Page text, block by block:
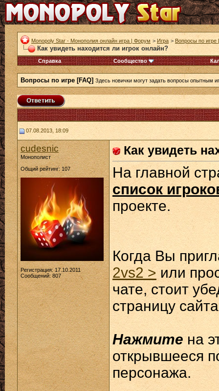
Monopoly Star - Монополия онлайн игра | Форум > Игра > Вопросы по игре
Как увидеть находится ли игрок онлайн?
Справка Сообщество
Вопросы по игре [FAQ] Здесь новички могут задать вопросы опытным
07.08.2013, 18:09
cudesnic
Монополист
Общий рейтинг: 107
Регистрация: 17.10.2011
Сообщений: 807
Как увидеть
На главной
список
проекте.
Когда Вы
2vs2 >или
чате, стоит
страницу
Нажмитена
открывшееся
персонажа.